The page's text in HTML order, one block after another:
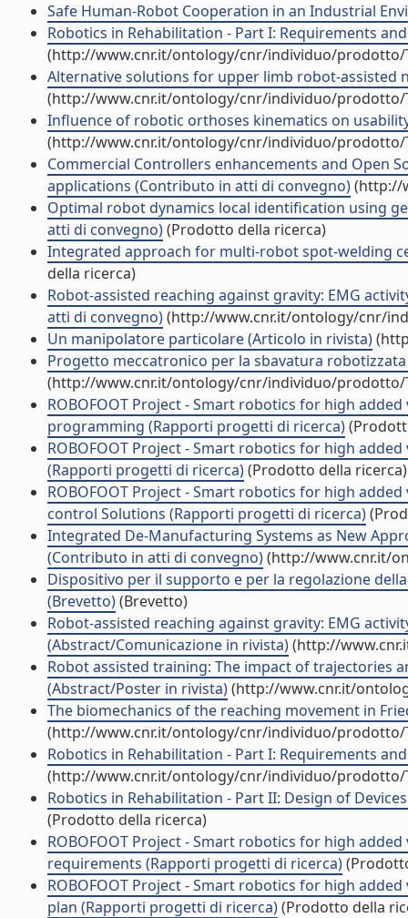
Safe Human-Robot Cooperation in an Industrial
Robotics in Rehabilitation - Part I: Requirements
(http://www.cnr.it/ontology/cnr/individuo/prodotto/
Alternative solutions for upper limb robot-
(http://www.cnr.it/ontology/cnr/individuo/prodotto/
Influence of robotic orthoses kinematics on
(http://www.cnr.it/ontology/cnr/individuo/prodotto/
Commercial Controllers enhancements and Open
applications (Contributo in atti di convegno)(http://
Optimal robot dynamics local identification using
atti di convegno)(Prodotto della ricerca)
Integrated approach for multi-robot spot-welding
della ricerca)
Robot-assisted reaching against gravity: EMG
atti di convegno)(http://www.cnr.it/ontology/cnr/
Un manipolatore particolare (Articolo in rivista)
Progetto meccatronico per la sbavatura
(http://www.cnr.it/ontology/cnr/individuo/prodotto/
ROBOFOOT Project - Smart robotics for high
programming (Rapporti progetti di ricerca)
ROBOFOOT Project - Smart robotics for high
(Rapporti progetti di ricerca)(Prodotto della ricerca)
ROBOFOOT Project - Smart robotics for high
control Solutions (Rapporti progetti di ricerca)
Integrated De-Manufacturing Systems as New
(Contributo in atti di convegno)(http://www.cnr.it/
Dispositivo per il supporto e per la regolazione
(Brevetto)(Brevetto)
Robot-assisted reaching against gravity: EMG
(Abstract/Comunicazione in rivista)(http://
Robot assisted training: The impact of trajectories
(Abstract/Poster in rivista)(http://www.cnr.it/
The biomechanics of the reaching movement in
(http://www.cnr.it/ontology/cnr/individuo/prodotto/
Robotics in Rehabilitation - Part I: Requirements
(http://www.cnr.it/ontology/cnr/individuo/prodotto/
Robotics in Rehabilitation - Part II: Design of
(Prodotto della ricerca)
ROBOFOOT Project - Smart robotics for high
requirements (Rapporti progetti di ricerca)
ROBOFOOT Project - Smart robotics for high
plan (Rapporti progetti di ricerca)(Prodotto della